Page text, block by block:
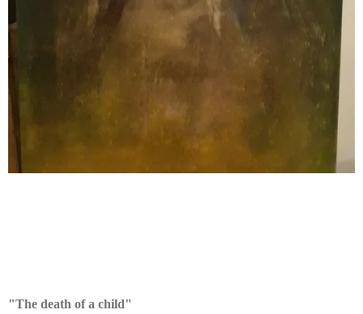
"The death of a child"